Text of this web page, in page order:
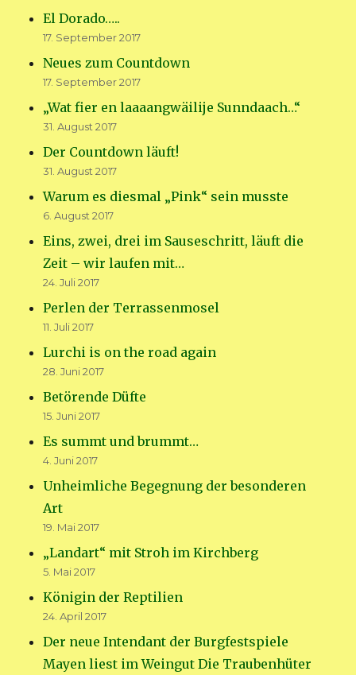
El Dorado…..
17. September 2017
Neues zum Countdown
17. September 2017
„Wat fier en laaaangwäilije Sunndaach…“
31. August 2017
Der Countdown läuft!
31. August 2017
Warum es diesmal „Pink“ sein musste
6. August 2017
Eins, zwei, drei im Sauseschritt, läuft die
Zeit – wir laufen mit…
24. Juli 2017
Perlen der Terrassenmosel
11. Juli 2017
Lurchi is on the road again
28. Juni 2017
Betörende Düfte
15. Juni 2017
Es summt und brummt…
4. Juni 2017
Unheimliche Begegnung der besonderen
Art
19. Mai 2017
„Landart“ mit Stroh im Kirchberg
5. Mai 2017
Königin der Reptilien
24. April 2017
Der neue Intendant der Burgfestspiele
Mayen liest im Weingut Die Traubenhüter